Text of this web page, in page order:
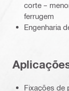
corte –
ferrugem
Engenharia
Fixações de